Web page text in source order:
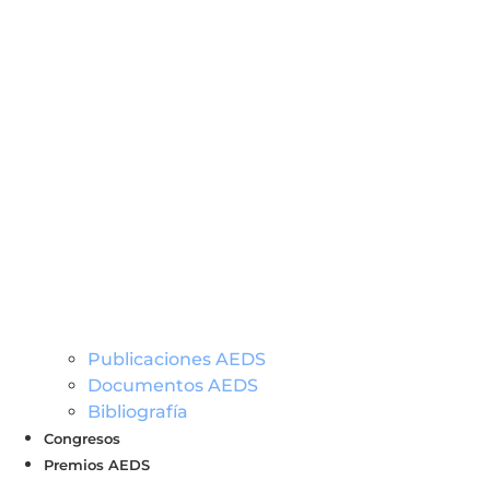
Publicaciones AEDS
Documentos AEDS
Bibliografía
Congresos
Premios AEDS